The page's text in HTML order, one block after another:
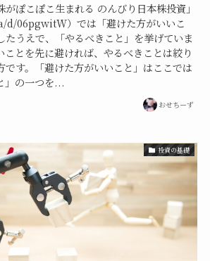
ぽこぽこ生まれる のんびり日本株投資」
d/06pgwitW）では「避けた方がいいこ
たうえで、「やるべきこと」を挙げていま
ことを先に避ければ、やるべきことは絞り
です。「避けた方がいいこと」はここでは
」の一つを...
おせちーず
投資の基礎